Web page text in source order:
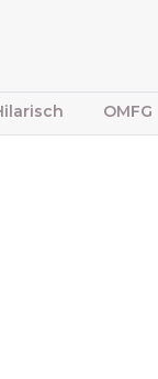
OMFG